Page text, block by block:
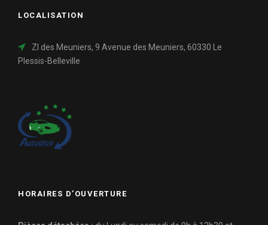
LOCALISATION
ZI des Meuniers, 9 Avenue des Meuniers, 60330 Le
Plessis-Belleville
HORAIRES D’OUVERTURE